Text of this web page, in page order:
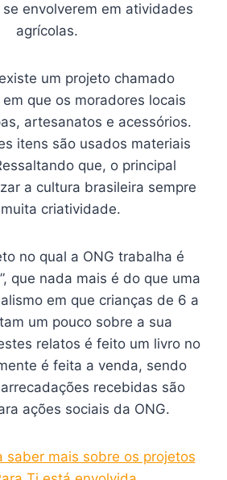
envolverem em atividades
agrícolas.
um projeto chamado
que os moradores locais
artesanatos e acessórios.
itens são usados materiais
que, o principal
a cultura brasileira sempre
criatividade.
no qual a ONG trabalha é
que nada mais é do que uma
em que crianças de 6 a
um pouco sobre a sua
relatos é feito um livro no
é feita a venda, sendo
recebidas são
ações sociais da ONG.
saber mais sobre os projetos